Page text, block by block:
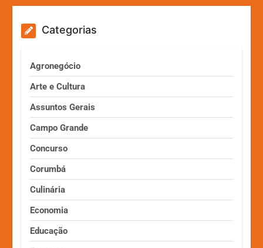
Categorias
Agronegócio
Arte e Cultura
Assuntos Gerais
Campo Grande
Concurso
Corumbá
Culinária
Economia
Educação